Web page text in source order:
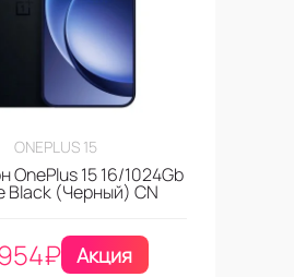
ONEPLUS 15
OnePlus 15 16/1024Gb
Black (Черный) CN
₽ Акция